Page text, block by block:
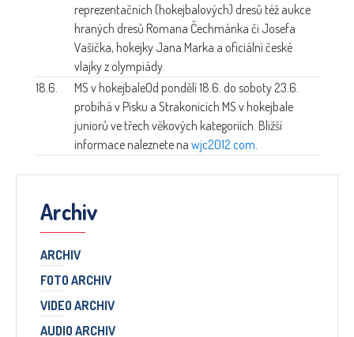
reprezentačních (hokejbalových) dresů též aukce
hraných dresů Romana Čechmánka či Josefa
Vašíčka, hokejky Jana Marka a oficiální české
vlajky z olympiády.
18.6.
MS v hokejbaleOd pondělí 18.6. do soboty 23.6.
probíhá v Písku a Strakonicích MS v hokejbale
juniorů ve třech věkových kategoriích. Bližší
informace naleznete na wjc2012.com
Archiv
ARCHIV
FOTO ARCHIV
VIDEO ARCHIV
AUDIO ARCHIV